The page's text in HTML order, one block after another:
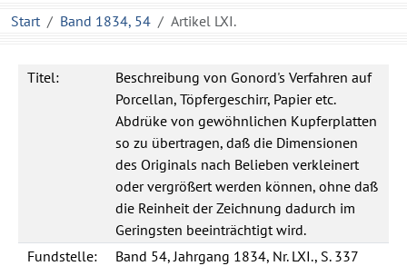
Start Band 1834, 54 Artikel LXI.
Titel:
Beschreibung von Gonord's Verfahren auf
Porcellan, Töpfergeschirr, Papier etc.
Abdrüke von gewöhnlichen Kupferplatten
so zu übertragen, daß die Dimensionen
des Originals nach Belieben verkleinert
oder vergrößert werden können, ohne daß
die Reinheit der Zeichnung dadurch im
Geringsten beeinträchtigt wird.
Fundstelle:
Band 54, Jahrgang 1834, Nr. LXI., S. 337